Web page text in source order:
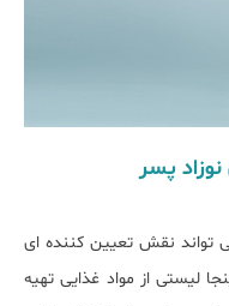
پسر
تواند نقش تعیین کننده ای
لیستی از مواد غذایی تهیه